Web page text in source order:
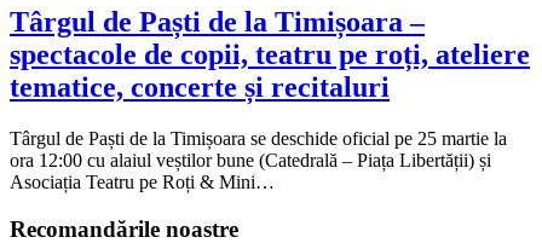
Târgul de Paști de la Timișoara –
spectacole de copii, teatru pe roți, ateliere
tematice, concerte și recitaluri
Târgul de Paști de la Timișoara se deschide oficial pe 25 martie la
ora 12:00 cu alaiul veștilor bune (Catedrală – Piața Libertății) și
Asociația Teatru pe Roți & Mini…
Recomandările noastre